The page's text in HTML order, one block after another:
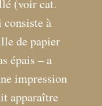
(voir cat.
à
de papier
épais – a
impression
apparaître